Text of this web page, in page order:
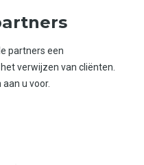
partners een
verwijzen van cliënten.
u voor.